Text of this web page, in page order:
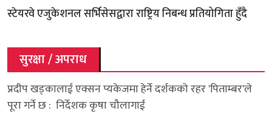
स्टेयरवे एजुकेशनल सर्भिसेसद्वारा राष्ट्रिय निबन्ध प्रतियोगिता हुँदै
सुरक्षा / अपराध
प्रदीप खड्कालाई एक्सन प्यकेजमा हेर्ने दर्शकको रहर 'पिताम्बर'ले
पूरा गर्ने छ : निर्देशक कृषा चौलागाईं